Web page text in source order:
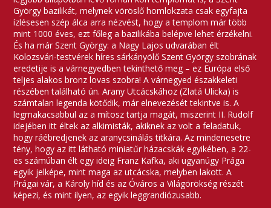
György bazilikát, melynek vöröslő homlokzata csak egyfajta
ízlésesen szép álca arra nézvést, hogy a templom már több
mint 1000 éves, ezt főleg a bazilikába belépve lehet érzékelni.
És ha már Szent György: a Nagy Lajos udvarában élt
Kolozsvári-testvérek híres sárkányölő Szent György szobrának
eredetije is a várnegyedben tekinthető meg – ez Európa első
teljes alakos bronz lovas szobra! A várnegyed északkeleti
részében található ún. Arany Utcácskához (Zlatá Ulicka) is
számtalan legenda kötődik, már elnevezését tekintve is. A
legmakacsabbul az a mítosz tartja magát, miszerint II. Rudolf
idejében itt éltek az alkimisták, akiknek az volt a feladatuk,
hogy ráébredjenek az aranycsinálás titkára. Az mindenesetre
tény, hogy az itt látható miniatűr házacskák egyikében, a 22-
es számúban élt egy ideig Franz Kafka, aki ugyanúgy Prága
egyik jelképe, mint maga az utcácska, melyben lakott. A
Prágai vár, a Károly híd és az Óváros a Világörökség részét
képezi, és mint ilyen, az egyik leggrandiózusabb.